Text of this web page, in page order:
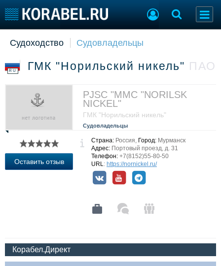
Судостроение
Новости
Репутация
Работа
Крюинг
Реклама
Торговая площадка
Продажа флота
Изделия
Материалы
Услуги
Конференции
Выставки и семинары
Флот
Галерея флота
Отзывы
Судоходство Судовладельцы
RU ГМК "Норильский никель" ПАО
PJSC "MMC "NORILSK
NICKEL"
ГМК "Норильский никель"
Судовладельцы
Оставить отзыв
Страна: Россия, Город: Мурманск
Адрес: Портовый проезд, д. 31
Телефон: +7(8152)55-80-50
URL: https://nornickel.ru/
Корабел.Директ